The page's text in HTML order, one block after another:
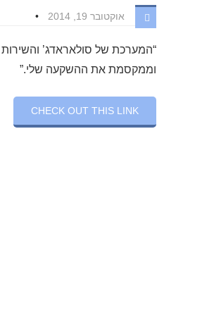
אוקטובר 19, 2014
“המערכת של סולאראדג’
וממקסמת את ההשקעה שלי.”
CHECK OUT THIS LINK